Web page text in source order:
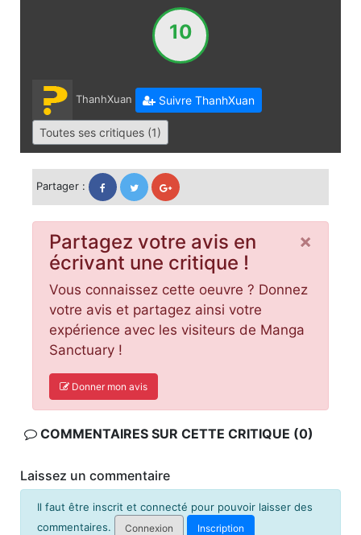
10
ThanhXuan Suivre ThanhXuan
Toutes ses critiques (1)
Partager :
×
Partagez votre avis en
écrivant une critique !
Vous connaissez cette oeuvre ? Donnez
votre avis et partagez ainsi votre
expérience avec les visiteurs de Manga
Sanctuary !
Donner mon avis
COMMENTAIRES SUR CETTE CRITIQUE (0)
Laissez un commentaire
Il faut être inscrit et connecté pour pouvoir laisser des
commentaires.
Connexion Inscription